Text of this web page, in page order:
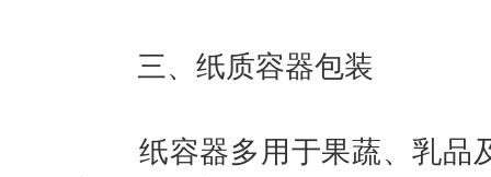
三、纸质容器包装
纸容器多用于果蔬、乳品及